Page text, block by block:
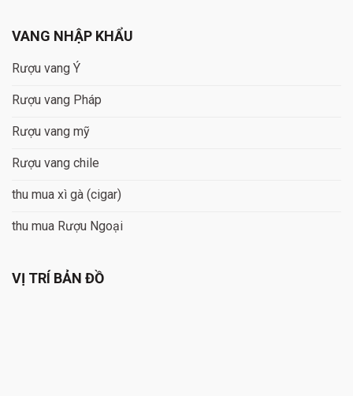
VANG NHẬP KHẨU
Rượu vang Ý
Rượu vang Pháp
Rượu vang mỹ
Rượu vang chile
thu mua xì gà (cigar)
thu mua Rượu Ngoại
VỊ TRÍ BẢN ĐỒ